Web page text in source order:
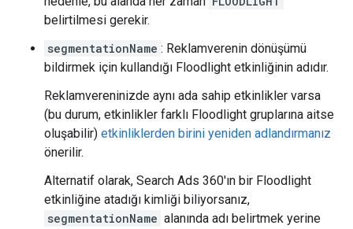
belirtilmesi gerekir.
segmentationName : Reklamverenin dönüşümü
bildirmek için kullandığı Floodlight etkinliğinin adıdır.
Reklamvereninizde aynı ada sahip etkinlikler varsa
(bu durum, etkinlikler farklı Floodlight gruplarına aitse
oluşabilir) etkinliklerden birini yeniden adlandırmanız
önerilir.
Alternatif olarak, Search Ads 360'ın bir Floodlight
etkinliğine atadığı kimliği biliyorsanız,
segmentationName alanında adı belirtmek yerine